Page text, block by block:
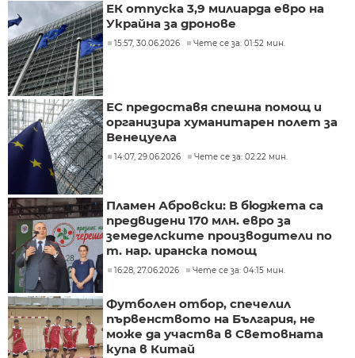
ЕК отпуска 3,9 милиарда евро на
Украйна за дронове
15:57, 30.06.2026 Чете се за: 01:52 мин.
ЕС предоставя спешна помощ и
организира хуманитарен полет за
Венецуела
14:07, 29.06.2026 Чете се за: 02:22 мин.
Пламен Абровски: В бюджета са
предвидени 170 млн. евро за
земеделските производители по
т. нар. иранска помощ
16:28, 27.06.2026 Чете се за: 04:15 мин.
Футболен отбор, спечелил
първенството на България, не
може да участва в Световната
купа в Китай